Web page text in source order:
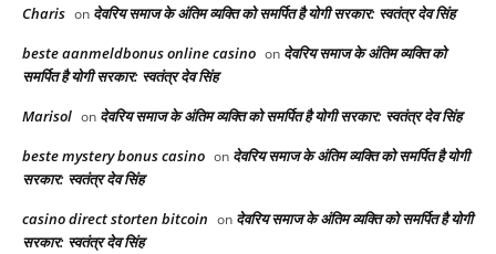
Charis on देवरिय समाज के अंतिम व्यक्ति को समर्पित है योगी सरकार: स्वतंत्र देव सिंह
beste aanmeldbonus online casino on देवरिय समाज के अंतिम व्यक्ति को
समर्पित है योगी सरकार: स्वतंत्र देव सिंह
Marisol on देवरिय समाज के अंतिम व्यक्ति को समर्पित है योगी सरकार: स्वतंत्र देव सिंह
beste mystery bonus casino on देवरिय समाज के अंतिम व्यक्ति को समर्पित है योगी
सरकार: स्वतंत्र देव सिंह
casino direct storten bitcoin on देवरिय समाज के अंतिम व्यक्ति को समर्पित है योगी
सरकार: स्वतंत्र देव सिंह